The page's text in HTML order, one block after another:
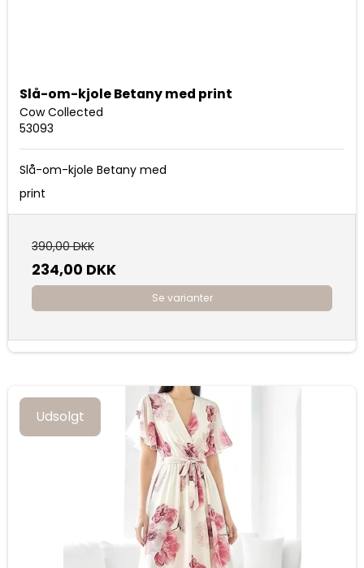
Slå-om-kjole Betany med print
Cow Collected
53093
Slå-om-kjole Betany med
print
390,00 DKK
234,00 DKK
Se varianter
Udsolgt